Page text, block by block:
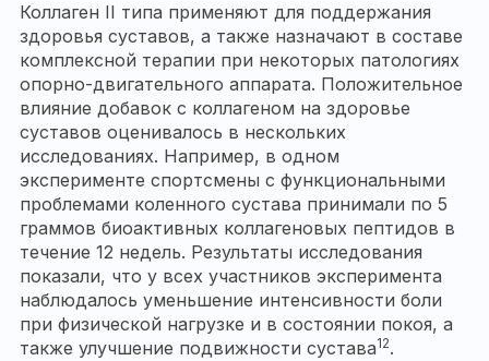
Коллаген II типа применяют для поддержания
здоровья суставов, а также назначают в составе
комплексной терапии при некоторых патологиях
опорно-двигательного аппарата. Положительное
влияние добавок с коллагеном на здоровье
суставов оценивалось в нескольких
исследованиях. Например, в одном
эксперименте спортсмены с функциональными
проблемами коленного сустава принимали по 5
граммов биоактивных коллагеновых пептидов в
течение 12 недель. Результаты исследования
показали, что у всех участников эксперимента
наблюдалось уменьшение интенсивности боли
при физической нагрузке и в состоянии покоя, а
также улучшение подвижности сустава12.